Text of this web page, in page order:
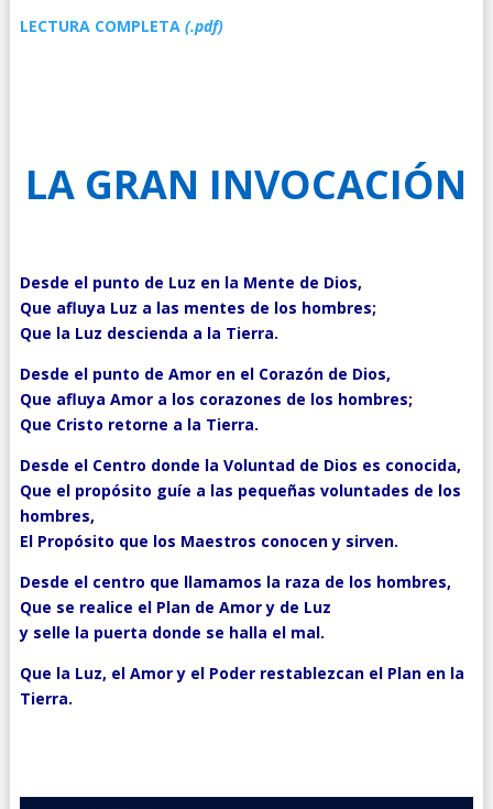
LECTURA COMPLETA(.pdf)
LA GRAN INVOCACIÓN
Desde el punto de Luz en la Mente de Dios,
Que afluya Luz a las mentes de los hombres;
Que la Luz descienda a la Tierra.
Desde el punto de Amor en el Corazón de Dios,
Que afluya Amor a los corazones de los hombres;
Que Cristo retorne a la Tierra.
Desde el Centro donde la Voluntad de Dios es conocida,
Que el propósito guíe a las pequeñas voluntades de los
hombres,
El Propósito que los Maestros conocen y sirven.
Desde el centro que llamamos la raza de los hombres,
Que se realice el Plan de Amor y de Luz
y selle la puerta donde se halla el mal.
Que la Luz, el Amor y el Poder restablezcan el Plan en la
Tierra.